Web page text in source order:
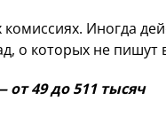
Иногда
о которых не пишут
49 до 511 тысяч